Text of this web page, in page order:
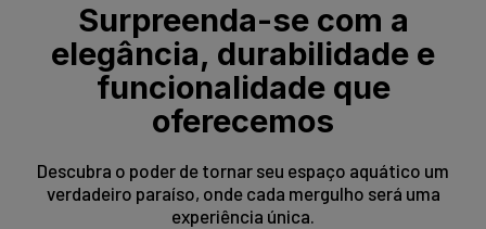
Surpreenda-se com a
elegância, durabilidade e
funcionalidade que
oferecemos
Descubra o poder de tornar seu espaço aquático um
verdadeiro paraíso, onde cada mergulho será uma
experiência única.